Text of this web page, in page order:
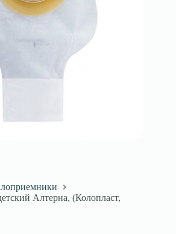
Алтерна, (Колопласт,